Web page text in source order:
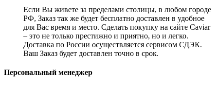
Если Вы живете за пределами столицы, в любом городе
РФ, Заказ так же будет бесплатно доставлен в удобное
для Вас время и место. Сделать покупку на сайте Caviar
– это не только престижно и приятно, но и легко.
Доставка по России осуществляется сервисом СДЭК.
Ваш Заказ будет доставлен точно в срок.
Персональный менеджер